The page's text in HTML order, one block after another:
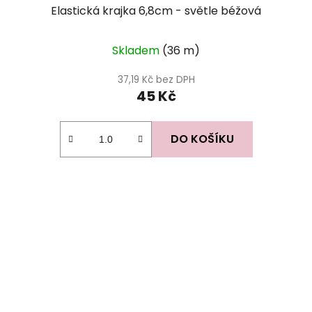
Elastická krajka 6,8cm - světle béžová
Skladem (36 m)
37,19 Kč bez DPH
45 Kč
DO KOŠÍKU